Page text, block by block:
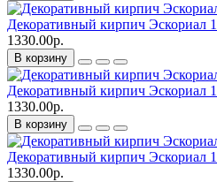
Декоративный кирпич Эскориал
1330.00р.
В корзину
Декоративный кирпич Эскориал
1330.00р.
В корзину
Декоративный кирпич Эскориал
1330.00р.